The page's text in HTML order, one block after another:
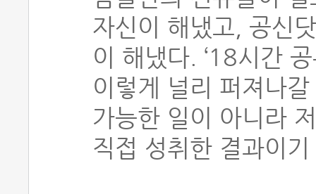
자신이 해냈고, 공신
이 해냈다. ‘18시간
이렇게 널리 퍼져나
가능한 일이 아니라
직접 성취한 결과이